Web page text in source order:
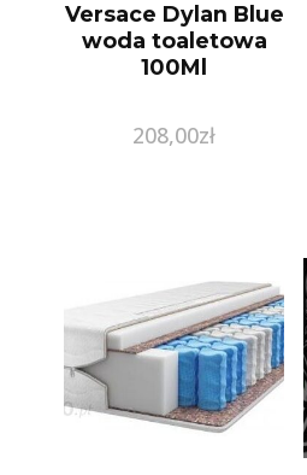
Versace Dylan Blue
woda toaletowa
100Ml
208,00zł